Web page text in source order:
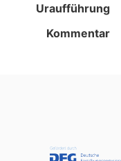
Uraufführung
Kommentar